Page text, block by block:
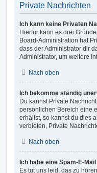
Private Nachrichten
Ich kann keine Privaten
Hierfür kann es drei
Board-Administration hat
dass der Administrator dir
Administrator, um weitere
Nach oben
Ich bekomme ständig
Du kannst Private
persönlichen Bereich eine
erhältst, so kannst du dies
verbieten, Private
Nach oben
Ich habe eine Spam-E-
Es tut uns leid, das zu